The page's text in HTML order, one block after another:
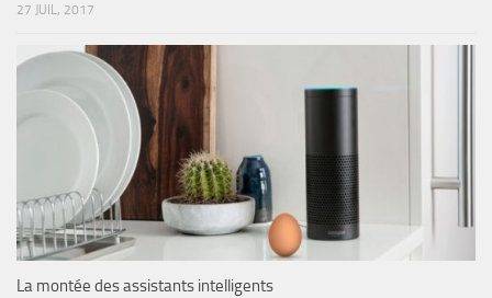
27 JUIL, 2017
La montée des assistants intelligents